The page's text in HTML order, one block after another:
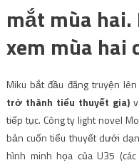
mắt mùa hai.
xem mùa hai
Miku bắt đầu đăng truyện
trở thành tiểu thuyết gia)
tiếp tục. Công ty light novel
bản cuốn tiểu thuyết dưới
hình minh họa của U35